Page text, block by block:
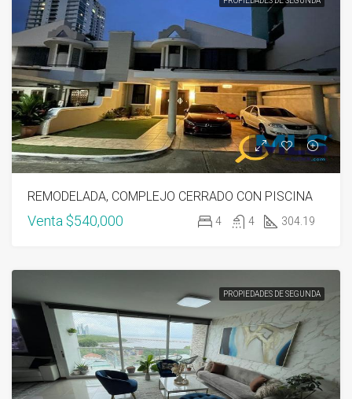
REMODELADA, COMPLEJO CERRADO CON PISCINA
Venta $540,000 4 4 304.19
PROPIEDADES DE SEGUNDA